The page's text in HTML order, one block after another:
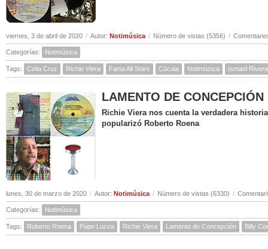
viernes, 3 de abril de 2020 / Autor: Notimúsica / Número de vistas (5356) /
Categorías: Notimúsica
Tags: Celia Cruz Richie Viera Fania All Stars Cúcala Notimúsica Ismael Rivera
LAMENTO DE
Richie Viera nos cuenta la verdadera
popularizó Roberto Roena
lunes, 30 de marzo de 2020 / Autor: Notimúsica / Número de vistas (6330) /
Categorías: Notimúsica
Tags: Roberto Roena Papo Lucca Richie Viera Lamento de Concepción Billy